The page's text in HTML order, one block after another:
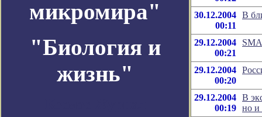
микромира"
"Биология и
жизнь"
30.12.2004
00:11
В
29.12.2004
00:21
29.12.2004
00:20
29.12.2004
00:19
В
но